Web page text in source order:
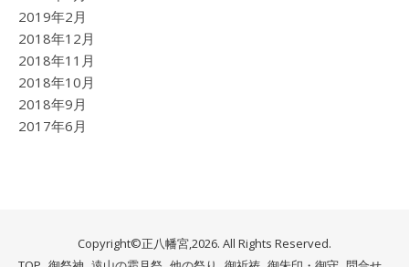
2019年2月
2018年12月
2018年11月
2018年10月
2018年9月
2017年6月
Copyright©正八幡宮,2026. All Rights Reserved.